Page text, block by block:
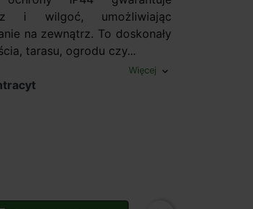
i wilgoć, umożliwiając
na zewnątrz. To doskonały
tarasu, ogrodu czy...
Więcej expand_more